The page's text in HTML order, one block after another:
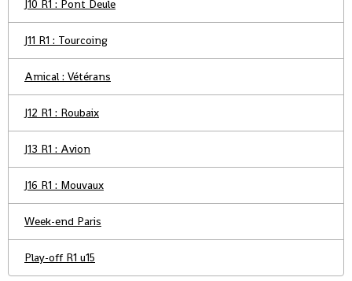
J10 R1 : Pont Deule
J11 R1 : Tourcoing
Amical : Vétérans
J12 R1 : Roubaix
J13 R1 : Avion
J16 R1 : Mouvaux
Week-end Paris
Play-off R1 u15